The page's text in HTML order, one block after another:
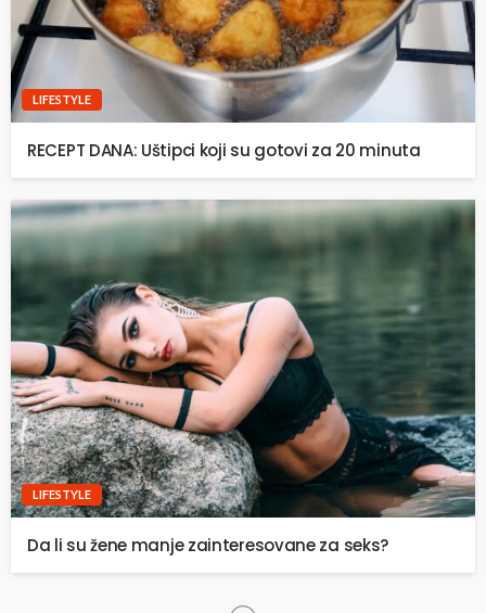
LIFESTYLE
RECEPT DANA: Uštipci koji su gotovi za 20 minuta
LIFESTYLE
Da li su žene manje zainteresovane za seks?